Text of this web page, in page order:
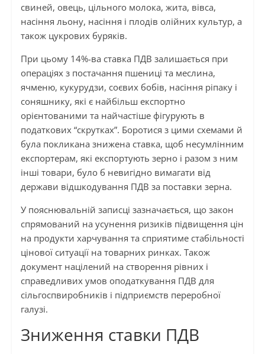
свиней, овець, цільного молока, жита, вівса,
насіння льону, насіння і плодів олійних культур, а
також цукрових буряків.
При цьому 14%-ва ставка ПДВ залишається при
операціях з постачання пшениці та меслина,
ячменю, кукурудзи, соєвих бобів, насіння ріпаку і
соняшнику, які є найбільш експортно
орієнтованими та найчастіше фігурують в
податкових “скрутках”. Боротися з цими схемами й
була покликана знижена ставка, щоб несумлінним
експортерам, які експортують зерно і разом з ним
інші товари, було б невигідно вимагати від
держави відшкодування ПДВ за поставки зерна.
У пояснювальній записці зазначається, що закон
спрямований на усунення ризиків підвищення цін
на продукти харчування та сприятиме стабільності
цінової ситуації на товарних ринках. Також
документ націлений на створення рівних і
справедливих умов оподаткування ПДВ для
сільгоспвиробників і підприємств переробної
галузі.
Зниження ставки ПДВ